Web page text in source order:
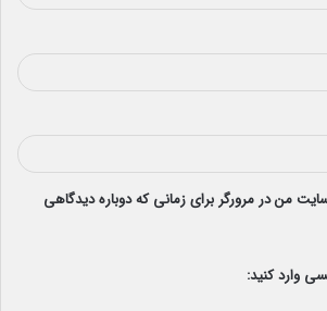
من در مرورگر برای زمانی که دوباره دیدگاهی
وارد کنید: